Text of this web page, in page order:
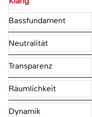
Bassfundament
Neutralität
Transparenz
Räumlichkeit
Dynamik